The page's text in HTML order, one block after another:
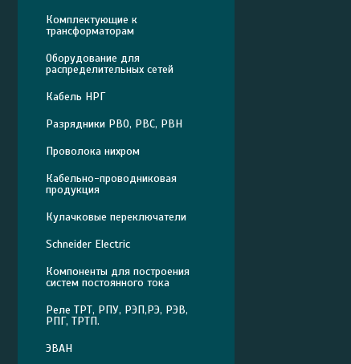
Комплектующие к
трансформаторам
Оборудование для
распределительных сетей
Кабель НРГ
Разрядники РВО, РВС, РВН
Проволока нихром
Кабельно-проводниковая
продукция
Кулачковые переключатели
Schneider Electric
Компоненты для построения
систем постоянного тока
Реле ТРТ, РПУ, РЭП,РЭ, РЭВ,
РПГ, ТРТП.
ЭВАН